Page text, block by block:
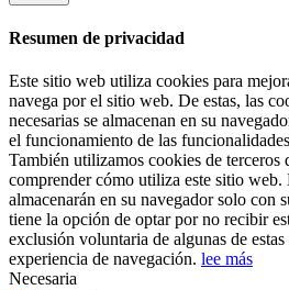
Resumen de privacidad
Este sitio web utiliza cookies para
navega por el sitio web. De estas, las
necesarias se almacenan en su
el funcionamiento de las
También utilizamos cookies de terceros
comprender cómo utiliza este sitio web.
almacenarán en su navegador solo con
tiene la opción de optar por no recibir
exclusión voluntaria de algunas de
experiencia de navegación. lee más
Necesaria